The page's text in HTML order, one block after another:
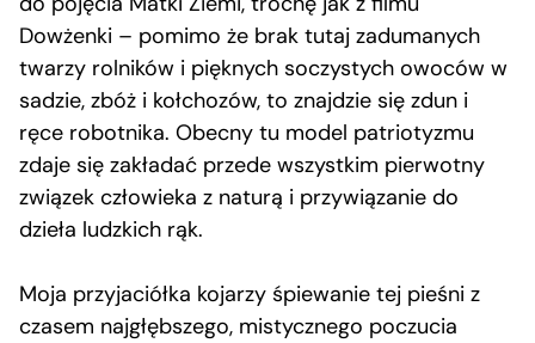
Dowżenki – pomimo że brak tutaj zadumanych
twarzy rolników i pięknych soczystych owoców w
sadzie, zbóż i kołchozów, to znajdzie się zdun i
ręce robotnika. Obecny tu model patriotyzmu
zdaje się zakładać przede wszystkim pierwotny
związek człowieka z naturą i przywiązanie do
dzieła ludzkich rąk.
Moja przyjaciółka kojarzy śpiewanie tej pieśni z
czasem najgłębszego, mistycznego poczucia